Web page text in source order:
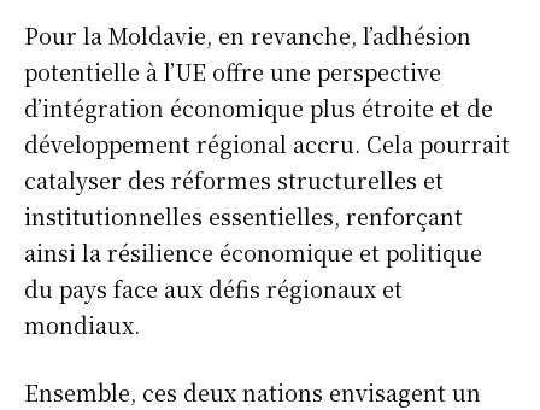
Pour la Moldavie, en revanche, l’adhésion
potentielle à l’UE offre une perspective
d’intégration économique plus étroite et de
développement régional accru. Cela pourrait
catalyser des réformes structurelles et
institutionnelles essentielles, renforçant
ainsi la résilience économique et politique
du pays face aux défis régionaux et
mondiaux.
Ensemble, ces deux nations envisagent un